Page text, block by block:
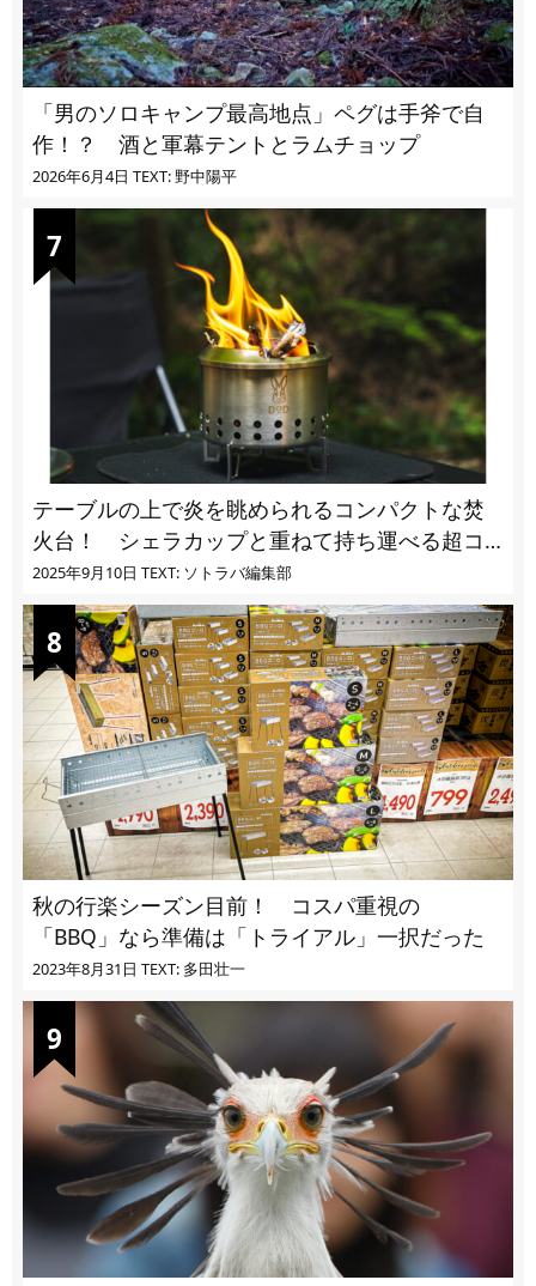
「男のソロキャンプ最高地点」ペグは手斧で自
作！？ 酒と軍幕テントとラムチョップ
2026年6月4日 TEXT: 野中陽平
テーブルの上で炎を眺められるコンパクトな焚
火台！ シェラカップと重ねて持ち運べる超コ
ンパクト収納
2025年9月10日 TEXT: ソトラバ編集部
秋の行楽シーズン目前！ コスパ重視の
「BBQ」なら準備は「トライアル」一択だった
2023年8月31日 TEXT: 多田壮一